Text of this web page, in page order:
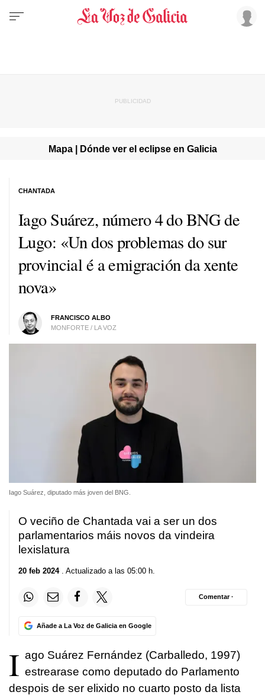
Mapa | Dónde ver el eclipse en Galicia
Iago Suárez, número 4 do BNG de
Lugo: «Un dos problemas do sur
provincial é a emigración da xente
nova»
FRANCISCO ALBO
MONFORTE / LA VOZ
CHANTADA
Iago Suárez, diputado más joven del BNG.
O veciño de Chantada vai a ser un dos
parlamentarios máis novos da vindeira
lexislatura
20 feb 2024. Actualizado a las 05:00 h.
Añade a La Voz de Galicia en Google
Comentar ·
I ago Suárez Fernández (Carballedo, 1997)
estrearase como deputado do Parlamento
despois de ser elixido no cuarto posto da lista